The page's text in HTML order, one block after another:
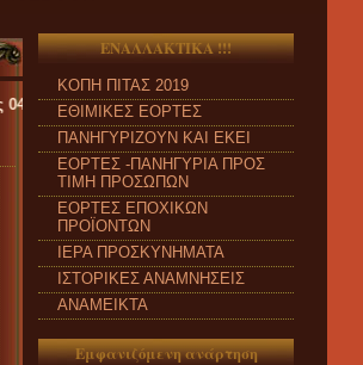
ΕΝΑΛΛΑΚΤΙΚΑ !!!
ΚΟΠΗ ΠΙΤΑΣ 2019
ΕΘΙΜΙΚΕΣ ΕΟΡΤΕΣ
ΠΑΝΗΓΥΡΙΖΟΥΝ ΚΑΙ ΕΚΕΙ
ΕΟΡΤΕΣ -ΠΑΝΗΓΥΡΙΑ ΠΡΟΣ
ΤΙΜΗ ΠΡΟΣΩΠΩΝ
ΕΟΡΤΕΣ ΕΠΟΧΙΚΩΝ
ΠΡΟΪΟΝΤΩΝ
ΙΕΡΑ ΠΡΟΣΚΥΝΗΜΑΤΑ
ΙΣΤΟΡΙΚΕΣ ΑΝΑΜΝΗΣΕΙΣ
ΑΝΑΜΕΙΚΤΑ
Εμφανιζόμενη ανάρτηση